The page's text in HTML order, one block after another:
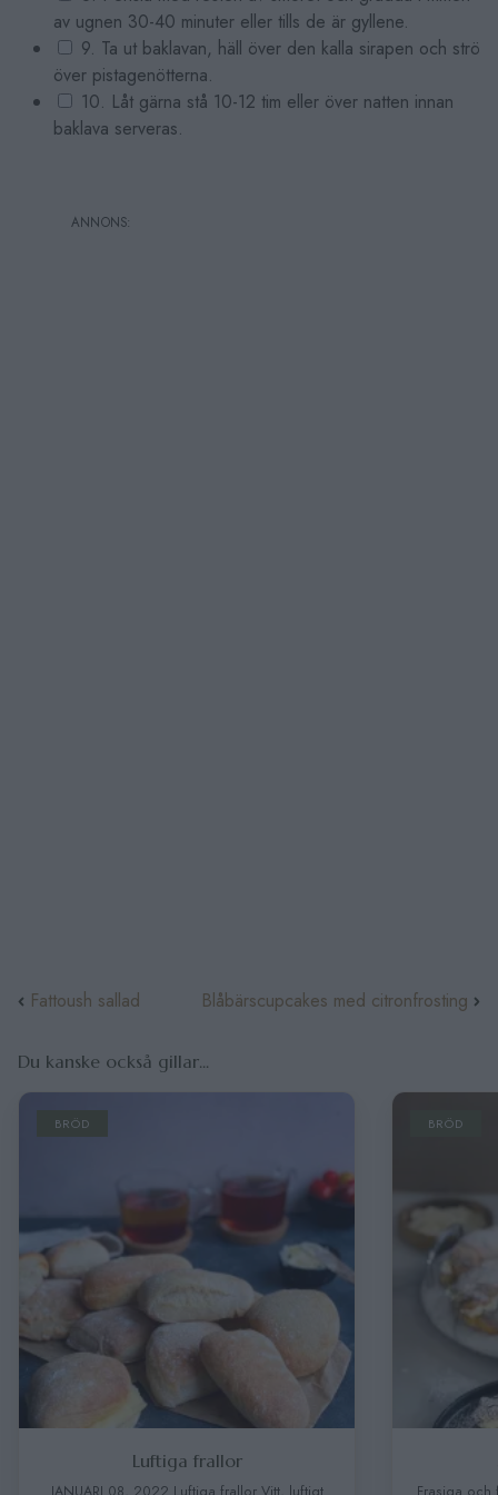
av ugnen 30-40 minuter eller tills de är gyllene.
9. Ta ut baklavan, häll över den kalla sirapen och strö
över pistagenötterna.
10. Låt gärna stå 10-12 tim eller över natten innan
baklava serveras.
Fattoush sallad Blåbärscupcakes med citronfrosting
Du kanske också gillar...
BRÖD
Luftiga frallor
BRÖD